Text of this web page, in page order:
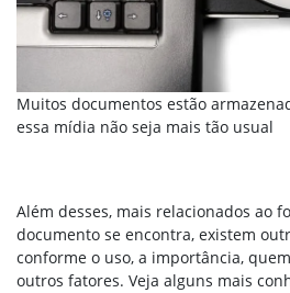
Muitos documentos estão
essa mídia não seja mais tão usual
Além desses, mais relacionados ao
documento se encontra, existem
conforme o uso, a importância,
outros fatores. Veja alguns mais